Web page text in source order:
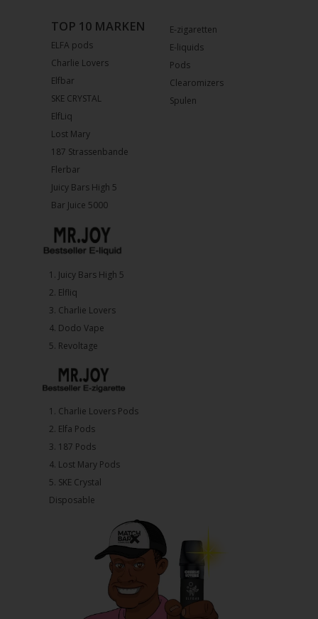
E-zigaretten
E-liquids
Pods
Clearomizers
Spulen
TOP 10 MARKEN
ELFA pods
Charlie Lovers
Elfbar
SKE CRYSTAL
ElfLiq
Lost Mary
187 Strassenbande
Flerbar
Juicy Bars High 5
Bar Juice 5000
1.⁠ ⁠Juicy Bars High 5
2.⁠ ⁠⁠Elfliq
3.⁠ ⁠⁠Charlie Lovers
4.⁠ ⁠⁠Dodo Vape
5. ⁠Revoltage
1.⁠ ⁠Charlie Lovers Pods
2.⁠ ⁠⁠Elfa Pods
3.⁠ ⁠⁠187 Pods
4.⁠ ⁠⁠Lost Mary Pods
5.⁠ ⁠⁠SKE Crystal
Disposable